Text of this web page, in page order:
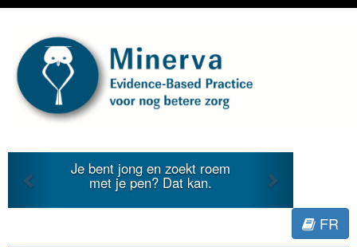
Je bent jong en zoekt roem
met je pen? Dat kan.
Previous
FR